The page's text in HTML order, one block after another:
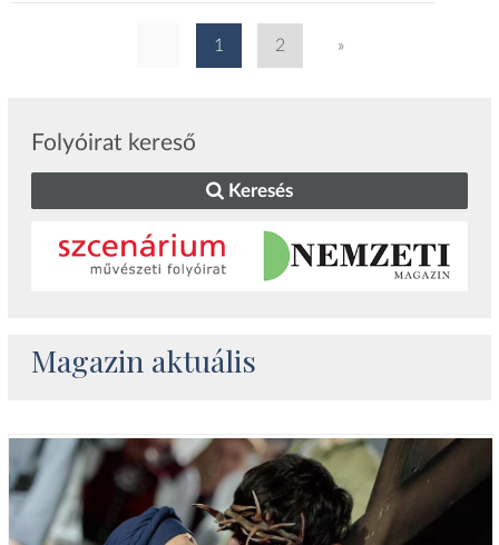
1 2 »
Folyóirat kereső
Keresés
Magazin aktuális